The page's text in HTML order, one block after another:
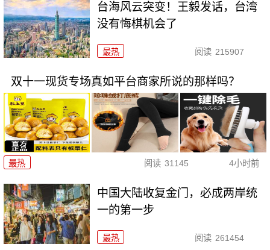
台海风云突变！王毅发话，台湾
没有悔棋机会了
最热 阅读 215907
双十一现货专场真如平台商家所说的那样吗？
最热 阅读 31145 4小时前
中国大陆收复金门，必成两岸统
一的第一步
最热 阅读 261454